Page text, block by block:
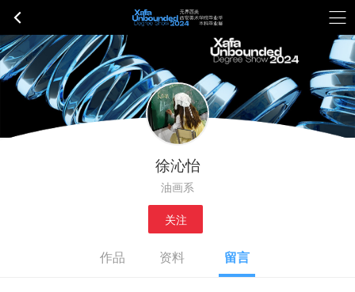
徐沁怡
油画系
关注
作品 资料 留言